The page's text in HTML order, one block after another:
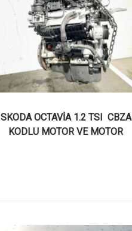
SKODA OCTAVİA 1.2 TSI  CBZA
KODLU MOTOR VE MOTOR